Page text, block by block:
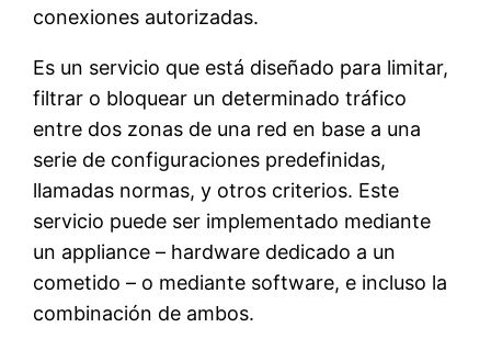
conexiones autorizadas.
Es un servicio que está diseñado para limitar,
filtrar o bloquear un determinado tráfico
entre dos zonas de una red en base a una
serie de configuraciones predefinidas,
llamadas normas, y otros criterios. Este
servicio puede ser implementado mediante
un appliance – hardware dedicado a un
cometido – o mediante software, e incluso la
combinación de ambos.